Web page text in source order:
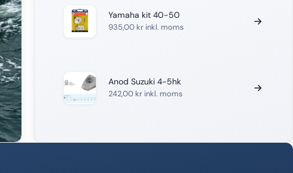
Yamaha kit 40-50
935,00 kr inkl. moms
Anod Suzuki 4-5hk
242,00 kr inkl. moms